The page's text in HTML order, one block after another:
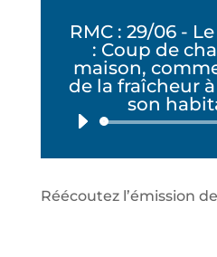
RMC : 29/06 -
: Coup de
maison,
de la fraîcheur
son
Réécoutez l’émission